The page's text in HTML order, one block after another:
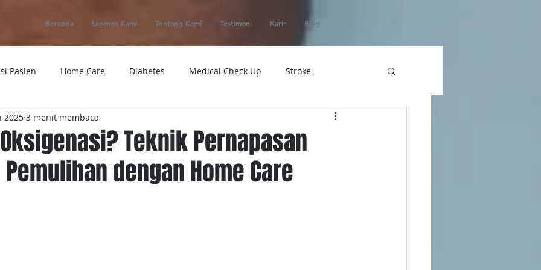
Beranda Layanan Kami Tentang Kami Testimoni Karir Blog
Pasien Home Care Diabetes Medical Check Up Stroke
Ambulance
Service Obat Telemedicine Medical Evacuation ICU Home Care
Teknik Pernapasan
dengan Home Care
2025 3 menit membaca